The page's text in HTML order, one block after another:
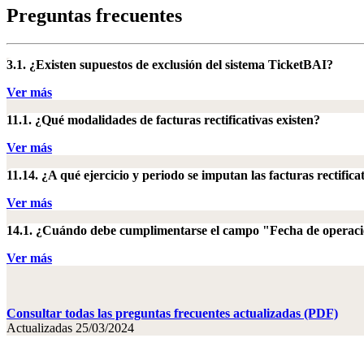
Preguntas frecuentes
3.1. ¿Existen supuestos de exclusión del sistema TicketBAI?
Ver más
11.1. ¿Qué modalidades de facturas rectificativas existen?
Ver más
11.14. ¿A qué ejercicio y periodo se imputan las facturas
Ver más
14.1. ¿Cuándo debe cumplimentarse el campo "Fecha de
Ver más
Consultar todas las preguntas frecuentes actualizadas (PDF)
Actualizadas 25/03/2024